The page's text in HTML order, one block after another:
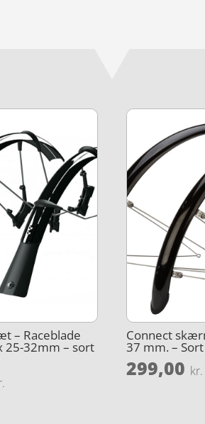
– Raceblade
25-32mm – sort
Connect
37 mm. – Sort
299,00 kr.